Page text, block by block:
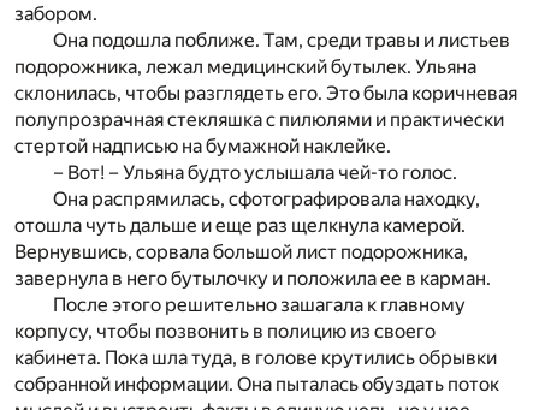
забором.
Она подошла поближе. Там, среди травы и листьев
подорожника, лежал медицинский бутылек. Ульяна
склонилась, чтобы разглядеть его. Это была коричневая
полупрозрачная стекляшка с пилюлями и практически
стертой надписью на бумажной наклейке.
– Вот! – Ульяна будто услышала чей-то голос.
Она распрямилась, сфотографировала находку,
отошла чуть дальше и еще раз щелкнула камерой.
Вернувшись, сорвала большой лист подорожника,
завернула в него бутылочку и положила ее в карман.
После этого решительно зашагала к главному
корпусу, чтобы позвонить в полицию из своего
кабинета. Пока шла туда, в голове крутились обрывки
собранной информации. Она пыталась обуздать поток